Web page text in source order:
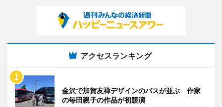
アクセスランキング
金沢で加賀友禅デザインのバスが並ぶ 作家
の毎田親子の作品が初競演